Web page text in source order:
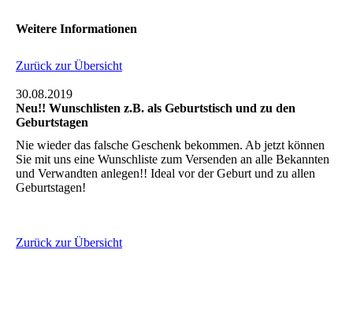
Weitere Informationen
Zurück zur Übersicht
30.08.2019
Neu!! Wunschlisten z.B. als Geburtstisch und zu den
Geburtstagen
Nie wieder das falsche Geschenk bekommen. Ab jetzt können
Sie mit uns eine Wunschliste zum Versenden an alle Bekannten
und Verwandten anlegen!! Ideal vor der Geburt und zu allen
Geburtstagen!
Zurück zur Übersicht